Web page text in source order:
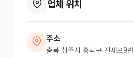
업체 위치
주소
충북 청주시 흥덕구 진재로9